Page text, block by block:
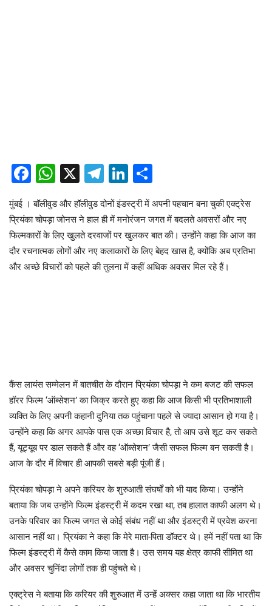
Facebook
WhatsApp
X Telegram
LinkedIn
मुंबई । बॉलीवुड और हॉलीवुड दोनों इंडस्ट्री में अपनी पहचान बना चुकी एक्ट्रेस
प्रियंका चोपड़ा जोनस ने हाल ही में मनोरंजन जगत में बदलते अवसरों और नए
फिल्मकारों के लिए खुलते दरवाजों पर खुलकर बात की। उन्होंने कहा कि आज का
दौर रचनात्मक लोगों और नए कलाकारों के लिए बेहद खास है, क्योंकि अब प्रतिभा
और अच्छे विचारों को पहले की तुलना में कहीं अधिक अवसर मिल रहे हैं।
कैंस लायंस सम्मेलन में बातचीत के दौरान प्रियंका चोपड़ा ने कम बजट की सफल
हॉरर फिल्म ‘ऑब्सेशन’ का जिक्र करते हुए कहा कि आज किसी भी प्रतिभाशाली
व्यक्ति के लिए अपनी कहानी दुनिया तक पहुंचाना पहले से ज्यादा आसान हो गया है।
उन्होंने कहा कि अगर आपके पास एक अच्छा विचार है, तो आप उसे शूट कर सकते
हैं, यूट्यूब पर डाल सकते हैं और वह ‘ऑब्सेशन’ जैसी सफल फिल्म बन सकती है।
आज के दौर में विचार ही आपकी सबसे बड़ी पूंजी हैं।
प्रियंका चोपड़ा ने अपने करियर के शुरुआती संघर्षों को भी याद किया। उन्होंने
बताया कि जब उन्होंने फिल्म इंडस्ट्री में कदम रखा था, तब हालात काफी अलग थे।
उनके परिवार का फिल्म जगत से कोई संबंध नहीं था और इंडस्ट्री में प्रवेश करना
आसान नहीं था। प्रियंका ने कहा कि मेरे माता-पिता डॉक्टर थे। हमें नहीं पता था कि
फिल्म इंडस्ट्री में कैसे काम किया जाता है। उस समय यह क्षेत्र काफी सीमित था
और अवसर चुनिंदा लोगों तक ही पहुंचते थे।
एक्ट्रेस ने बताया कि करियर की शुरुआत में उन्हें अक्सर कहा जाता था कि भारतीय